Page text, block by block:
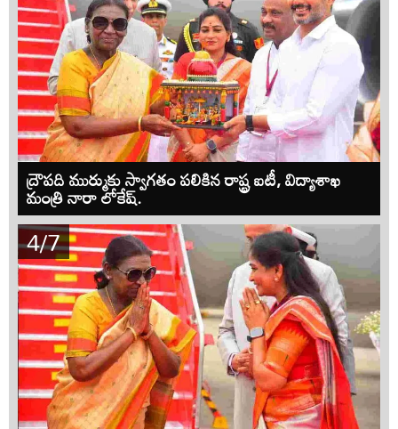
ద్రౌపది ముర్ముకు స్వాగతం పలికిన రాష్ట్ర ఐటీ, విద్యాశాఖ
మంత్రి నారా లోకేష్.
4/7